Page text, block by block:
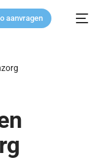
aanvragen